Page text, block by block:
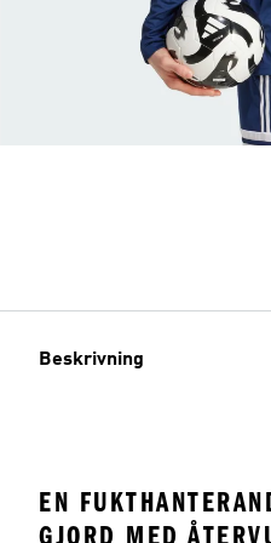
Beskrivning
EN
GJORD MED